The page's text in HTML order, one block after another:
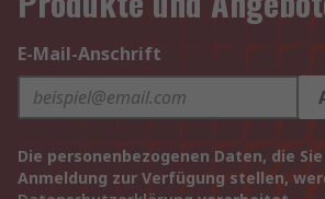
E-Mail-Anschrift
Die personenbezogenen Daten, die
Anmeldung zur Verfügung stellen,